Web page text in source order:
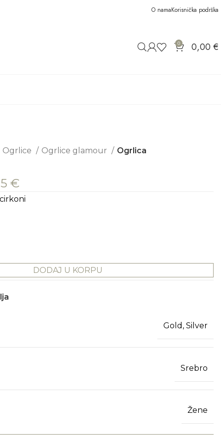
O namaKorisnička podrška
0 0,00 €
Ogrlice Ogrlice glamour Ogrlica
€
DODAJ U KORPU
Gold, Silver
Srebro
Žene